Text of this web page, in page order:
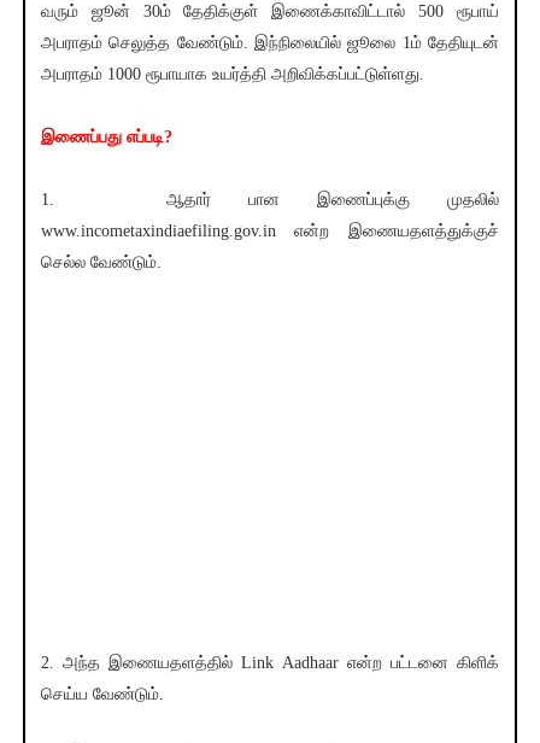
வரும் ஜூன் 30ம் தேதிக்குள் இணைக்காவிட்டால் 500 ரூபாய்
அபராதம் செலுத்த வேண்டும். இந்நிலையில் ஜூலை 1ம் தேதியுடன்
அபராதம் 1000 ரூபாயாக உயர்த்தி அறிவிக்கப்பட்டுள்ளது.
இணைப்பது எப்படி?
1. ஆதார் பான இணைப்புக்கு முதலில்
www.incometaxindiaefiling.gov.in என்ற இணையதளத்துக்குச்
செல்ல வேண்டும்.
2. அந்த இணையதளத்தில் Link Aadhaar என்ற பட்டனை கிளிக்
செய்ய வேண்டும்.